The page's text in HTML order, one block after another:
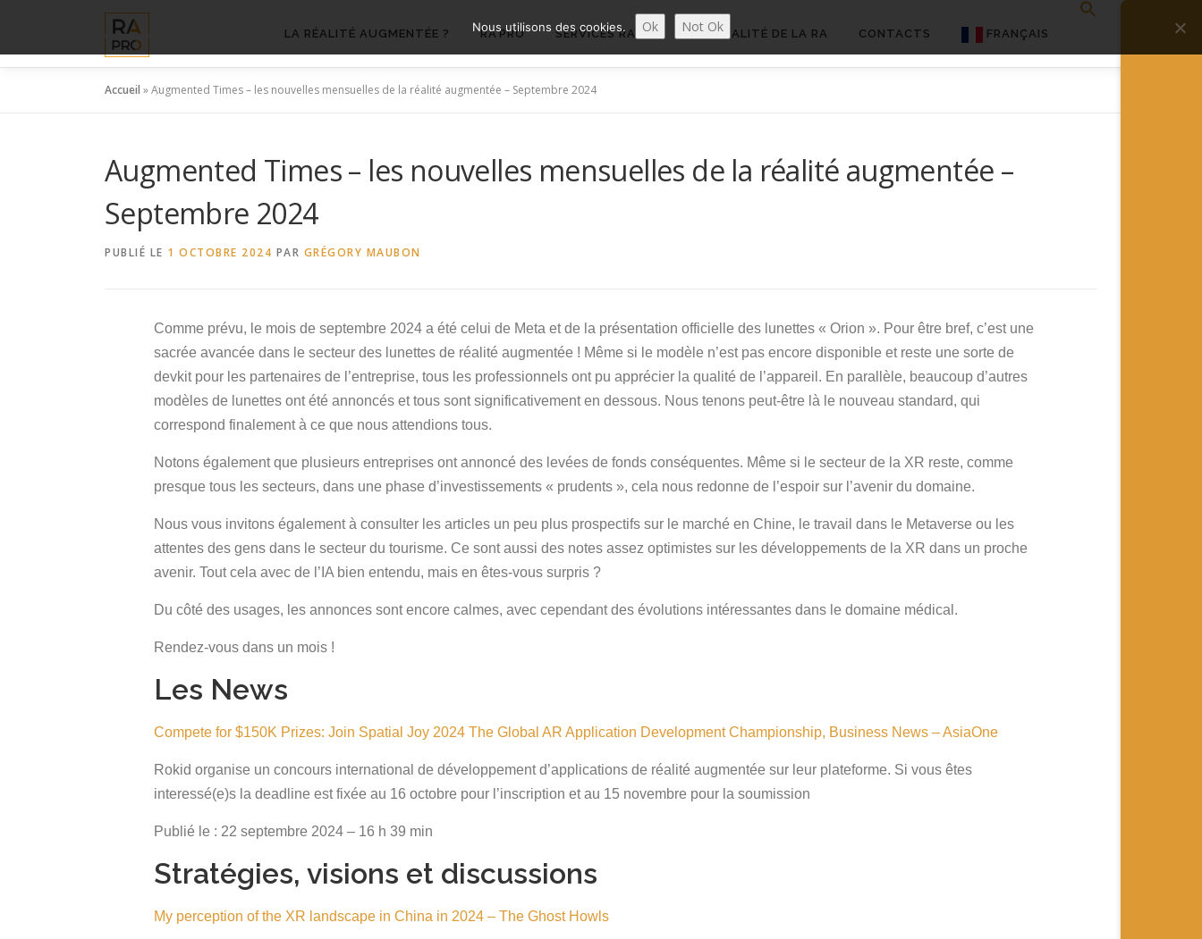
contenu
LA RÉALITÉ AUGMENTÉE ? RA’PRO SERVICES RA’PRO ACTUALITÉ DE LA RA CONTACTS FRANÇAIS
Deutsch
Accueil »Augmented Times – les nouvelles mensuelles de la réalité augmentée – Septembre 2024
Augmented Times – les nouvelles mensuelles de la réalité augmentée –
Septembre 2024
PUBLIÉ LE 1 OCTOBRE 2024 PAR GRÉGORY MAUBON
Comme prévu, le mois de septembre 2024 a été celui de Meta et de la présentation officielle des lunettes « Orion ». Pour être bref, c’est une
sacrée avancée dans le secteur des lunettes de réalité augmentée ! Même si le modèle n’est pas encore disponible et reste une sorte de
devkit pour les partenaires de l’entreprise, tous les professionnels ont pu apprécier la qualité de l’appareil. En parallèle, beaucoup d’autres
modèles de lunettes ont été annoncés et tous sont significativement en dessous. Nous tenons peut-être là le nouveau standard, qui
correspond finalement à ce que nous attendions tous.
Notons également que plusieurs entreprises ont annoncé des levées de fonds conséquentes. Même si le secteur de la XR reste, comme
presque tous les secteurs, dans une phase d’investissements « prudents », cela nous redonne de l’espoir sur l’avenir du domaine.
Nous vous invitons également à consulter les articles un peu plus prospectifs sur le marché en Chine, le travail dans le Metaverse ou les
attentes des gens dans le secteur du tourisme. Ce sont aussi des notes assez optimistes sur les développements de la XR dans un proche
avenir. Tout cela avec de l’IA bien entendu, mais en êtes-vous surpris ?
Du côté des usages, les annonces sont encore calmes, avec cependant des évolutions intéressantes dans le domaine médical.
Rendez-vous dans un mois !
Les News
Compete for $150K Prizes: Join Spatial Joy 2024 The Global AR Application Development Championship, Business News – AsiaOne
Rokid organise un concours international de développement d’applications de réalité augmentée sur leur plateforme. Si vous êtes
interessé(e)s la deadline est fixée au 16 octobre pour l’inscription et au 15 novembre pour la soumission
Publié le : 22 septembre 2024 – 16 h 39 min
Stratégies, visions et discussions
My perception of the XR landscape in China in 2024 – The Ghost Howls
Nous utilisons des cookies. Ok Not Ok